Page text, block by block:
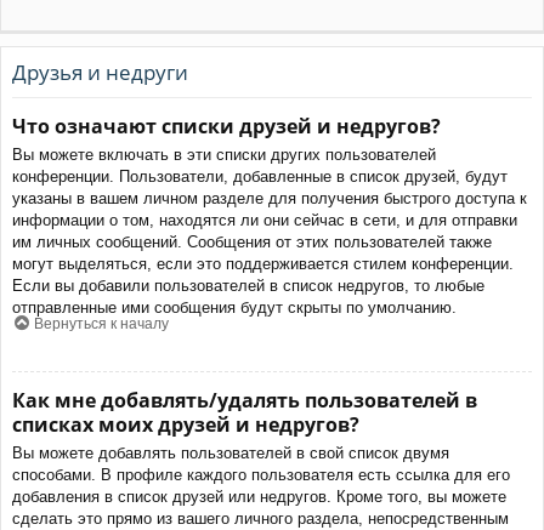
Друзья и недруги
Что означают списки друзей и недругов?
Вы можете включать в эти списки других пользователей
конференции. Пользователи, добавленные в список друзей, будут
указаны в вашем личном разделе для получения быстрого доступа к
информации о том, находятся ли они сейчас в сети, и для отправки
им личных сообщений. Сообщения от этих пользователей также
могут выделяться, если это поддерживается стилем конференции.
Если вы добавили пользователей в список недругов, то любые
отправленные ими сообщения будут скрыты по умолчанию.
Вернуться к началу
Как мне добавлять/удалять пользователей в
списках моих друзей и недругов?
Вы можете добавлять пользователей в свой список двумя
способами. В профиле каждого пользователя есть ссылка для его
добавления в список друзей или недругов. Кроме того, вы можете
сделать это прямо из вашего личного раздела, непосредственным